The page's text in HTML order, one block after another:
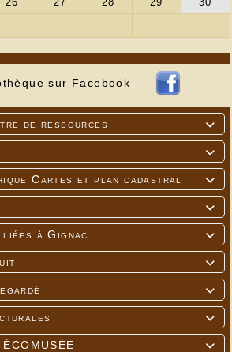
sur Facebook

de ressources


Cartes et plan cadastral


à Gignac



